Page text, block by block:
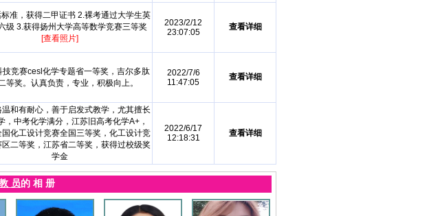
准，获得二甲证书 2.裸考通过大学生英
级 3.获得扬州大学高等数学竞赛三等奖
[查看照片]
2023/2/12
23:07:05
查看详细
技竞赛cesl化学专题省一等奖，吉尔多肽
等奖。认真负责，专业，积极向上。
2022/7/6
11:47:05
查看详细
和有耐心，善于启发式教学，尤其擅长
，中考化学满分，江苏旧高考化学A+，
国化工设计竞赛全国三等奖，化工设计竞
二等奖，江苏省二等奖，获得过校级奖
学金
2022/6/17
12:18:31
查看详细
员的 相 册